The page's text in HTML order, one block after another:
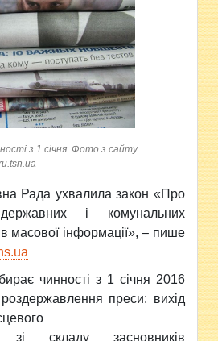
з 1 січня. Фото з сайту
Рада ухвалила закон «Про
і комунальних
масової інформації», – пише
чинності з 1 січня 2016
преси: вихід
зі складу засновників